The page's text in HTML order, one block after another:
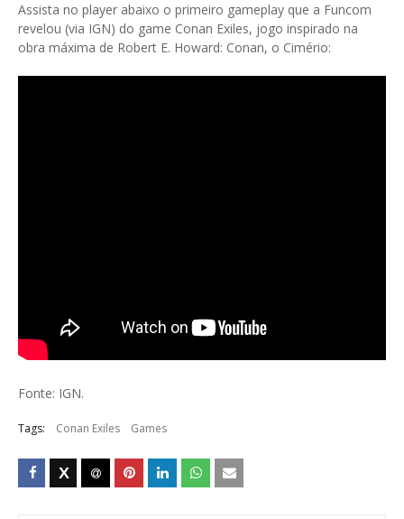
Assista no player abaixo o primeiro gameplay que a Funcom
revelou (via IGN) do game Conan Exiles, jogo inspirado na
obra máxima de Robert E. Howard: Conan, o Cimério:
Fonte: IGN.
Tags: Conan Exiles Games